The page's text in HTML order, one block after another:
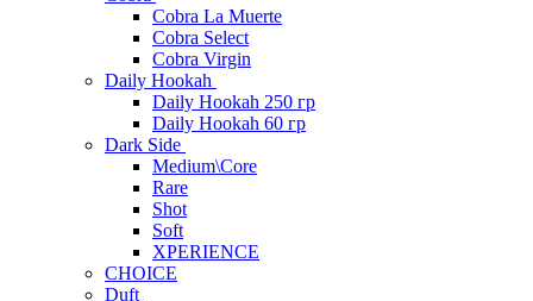
Cobra La Muerte
Cobra Select
Cobra Virgin
Daily Hookah
Daily Hookah 250 гр
Daily Hookah 60 гр
Dark Side
Medium\Core
Rare
Shot
Soft
XPERIENCE
CHOICE
Duft